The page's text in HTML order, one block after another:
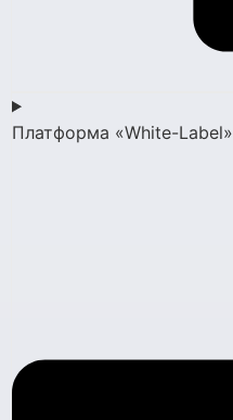
Платформа «White-Label»